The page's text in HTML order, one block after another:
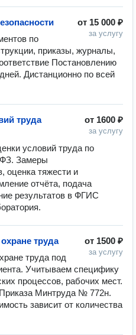
от 15 000 ₽
за услугу
по
приказы, журналы,
Постановлению
Дистанционно по всей
от 1600 ₽
за услугу
труда
условий труда по
Замеры
оценка тяжести и
отчёта, подача
результатов в ФГИС
от 1500 ₽
за услугу
труда
труда под
Учитываем специфику
процессов, рабочих мест.
Минтруда № 772н.
зависит от количества